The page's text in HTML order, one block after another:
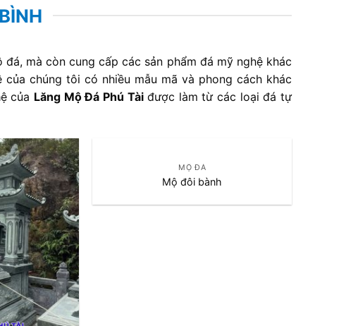
mà còn cung cấp các sản phẩm đá mỹ nghệ khác
chúng tôi có nhiều mẫu mã và phong cách khác
của Lăng Mộ Đá Phú Tàiđược làm từ các loại đá tự
MỘ ĐÁ
Mộ đôi bành